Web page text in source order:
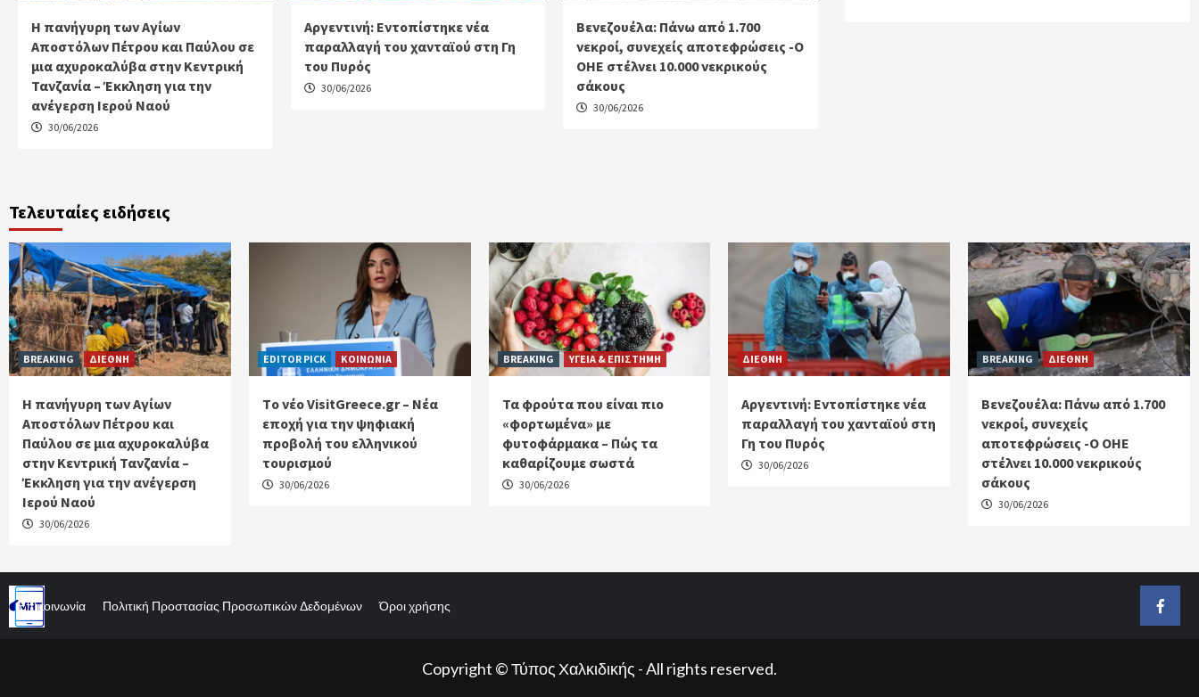
Η πανήγυρη των Αγίων
Αποστόλων Πέτρου και Παύλου σε
μια αχυροκαλύβα στην Κεντρική
Τανζανία – Έκκληση για την
ανέγερση Ιερού Ναού
30/06/2026
Αργεντινή: Εντοπίστηκε νέα
παραλλαγή του χανταϊού στη Γη
του Πυρός
30/06/2026
Βενεζουέλα: Πάνω από 1.700
νεκροί, συνεχείς αποτεφρώσεις -Ο
ΟΗΕ στέλνει 10.000 νεκρικούς
σάκους
30/06/2026
Τελευταίες ειδήσεις
BREAKING ΔΙΕΘΝΗ
Η πανήγυρη των Αγίων
Αποστόλων Πέτρου και
Παύλου σε μια αχυροκαλύβα
στην Κεντρική Τανζανία –
Έκκληση για την ανέγερση
Ιερού Ναού
30/06/2026
EDITOR PICK ΚΟΙΝΩΝΙΑ
Tο νέο VisitGreece.gr – Νέα
εποχή για την ψηφιακή
προβολή του ελληνικού
τουρισμού
30/06/2026
BREAKING ΥΓΕΙΑ & ΕΠΙΣΤΗΜΗ
Τα φρούτα που είναι πιο
«φορτωμένα» με
φυτοφάρμακα – Πώς τα
καθαρίζουμε σωστά
30/06/2026
ΔΙΕΘΝΗ
Αργεντινή: Εντοπίστηκε νέα
παραλλαγή του χανταϊού στη
Γη του Πυρός
30/06/2026
BREAKING ΔΙΕΘΝΗ
Βενεζουέλα: Πάνω από 1.700
νεκροί, συνεχείς
αποτεφρώσεις -Ο ΟΗΕ
στέλνει 10.000 νεκρικούς
σάκους
30/06/2026
Επικοινωνία Πολιτική Προστασίας Προσωπικών Δεδομένων Όροι χρήσης
Copyright © Τύπος Χαλκιδικής - All rights reserved.